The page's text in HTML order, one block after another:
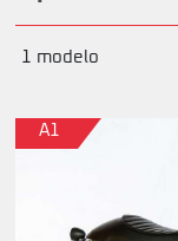
1 modelo
A1